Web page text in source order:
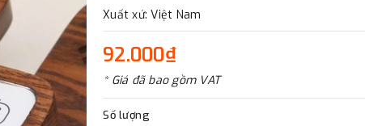
Xuất xứ: Việt Nam
92.000₫
* Giá đã bao gồm VAT
Số lượng